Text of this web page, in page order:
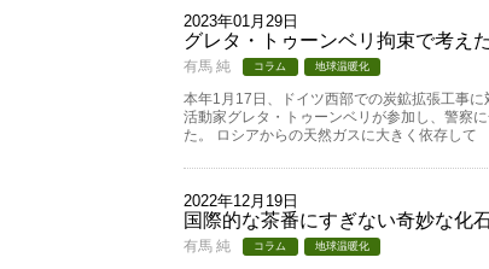
2023年01月29日
グレタ・トゥーンベリ拘束で考え
有馬 純 コラム 地球温暖化
本年1月17日、ドイツ西部での炭鉱拡張工事
活動家グレタ・トゥーンベリが参加し、警察
た。 ロシアからの天然ガスに大きく依存して
2022年12月19日
国際的な茶番にすぎない奇妙な化
有馬 純 コラム 地球温暖化